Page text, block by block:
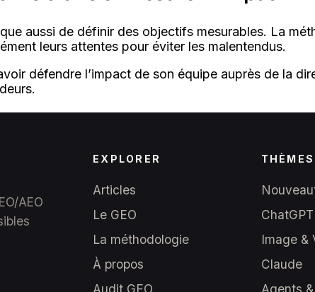
aussi de définir des objectifs mesurables. La
leurs attentes pour éviter les malentendus.
défendre l’impact de son équipe auprès de la
AEO
EXPLORER
Articles
Le GEO
La méthodologie
À propos
Audit GEO
THÈMES
Image &
Claude
Agents